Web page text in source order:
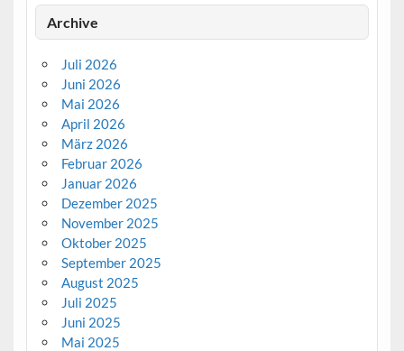
Archive
Juli 2026
Juni 2026
Mai 2026
April 2026
März 2026
Februar 2026
Januar 2026
Dezember 2025
November 2025
Oktober 2025
September 2025
August 2025
Juli 2025
Juni 2025
Mai 2025